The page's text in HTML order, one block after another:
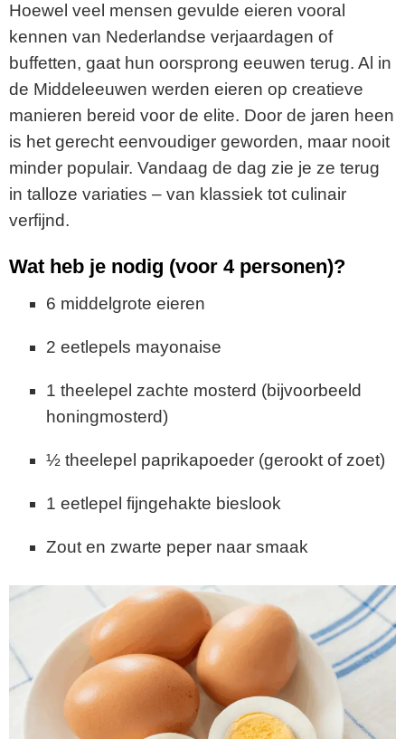
Hoewel veel mensen gevulde eieren vooral
kennen van Nederlandse verjaardagen of
buffetten, gaat hun oorsprong eeuwen terug. Al in
de Middeleeuwen werden eieren op creatieve
manieren bereid voor de elite. Door de jaren heen
is het gerecht eenvoudiger geworden, maar nooit
minder populair. Vandaag de dag zie je ze terug
in talloze variaties – van klassiek tot culinair
verfijnd.
Wat heb je nodig (voor 4 personen)?
6 middelgrote eieren
2 eetlepels mayonaise
1 theelepel zachte mosterd (bijvoorbeeld
honingmosterd)
½ theelepel paprikapoeder (gerookt of zoet)
1 eetlepel fijngehakte bieslook
Zout en zwarte peper naar smaak